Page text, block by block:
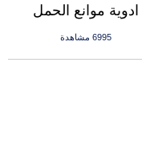
ادوية موانع الحمل
6995 مشاهدة